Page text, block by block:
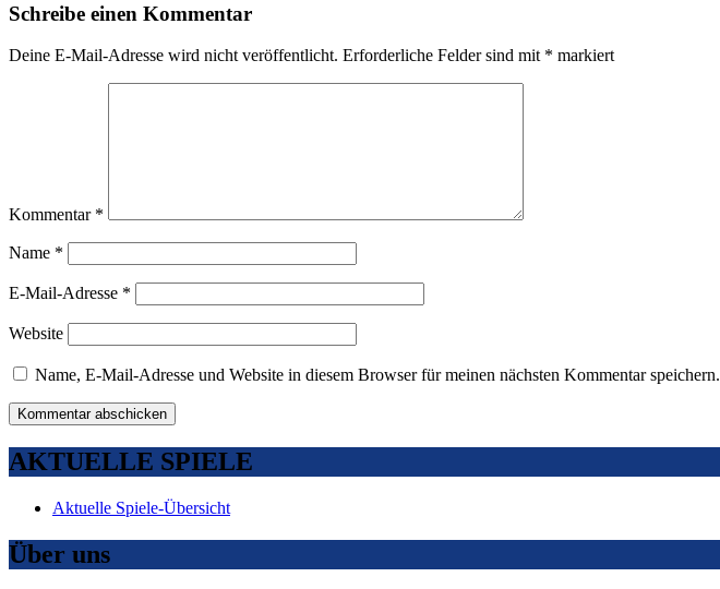
Schreibe einen Kommentar
Deine E-Mail-Adresse wird nicht veröffentlicht. Erforderliche Felder sind mit * markiert
Kommentar *
Name *
E-Mail-Adresse *
Website
Name, E-Mail-Adresse und Website in diesem Browser für meinen nächsten Kommentar speichern.
AKTUELLE SPIELE
Aktuelle Spiele-Übersicht
Über uns